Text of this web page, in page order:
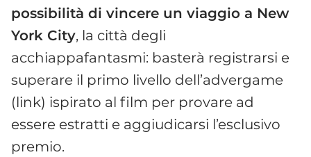
possibilità di vincere un viaggio a New
York City, la città degli
acchiappafantasmi: basterà registrarsi e
superare il primo livello dell’advergame
(link) ispirato al film per provare ad
essere estratti e aggiudicarsi l’esclusivo
premio.